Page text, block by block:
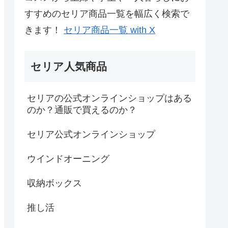
すすめのセリア商品一覧を幅広く検索で
きます！ セリア商品一覧 with X
セリア人気商品
セリアの公式オンラインショップはある
のか？通販で買えるのか？
セリア公式オンラインショップ
ウインドオーニング
収納ボックス
推し活